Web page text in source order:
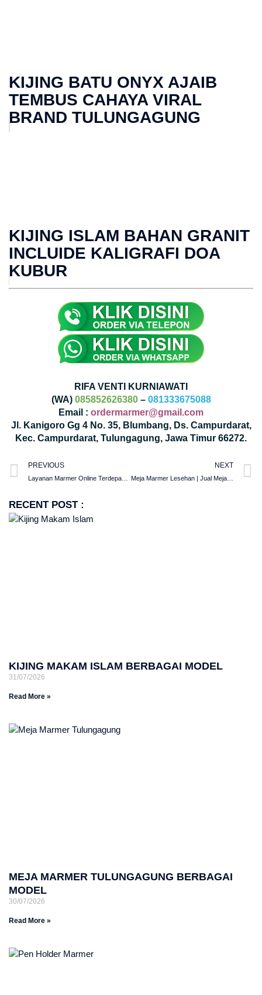
KIJING BATU ONYX AJAIB
TEMBUS CAHAYA VIRAL
BRAND TULUNGAGUNG
KIJING ISLAM BAHAN GRANIT
INCLUIDE KALIGRAFI DOA
KUBUR
RIFA VENTI KURNIAWATI
(WA) 085852626380– 081333675088
Email : ordermarmer@gmail.com
Jl. Kanigoro Gg 4 No. 35, Blumbang, Ds. Campurdarat,
Kec. Campurdarat, Tulungagung, Jawa Timur 66272.
PREVIOUS NEXT
Meja Marmer Lesehan | Jual Meja Marmer Jogja
RECENT POST :
KIJING MAKAM ISLAM BERBAGAI MODEL
31/07/2026
Read More »
MEJA MARMER TULUNGAGUNG BERBAGAI
MODEL
30/07/2026
Read More »